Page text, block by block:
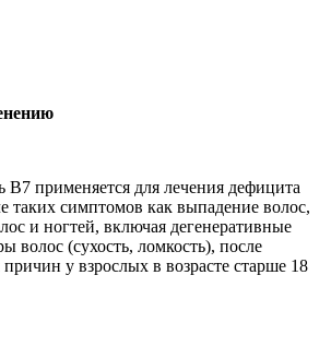
В7 применяется для лечения дефицита
таких симптомов как выпадение волос,
и ногтей, включая дегенеративные
волос (сухость, ломкость), после
у взрослых в возрасте старше 18